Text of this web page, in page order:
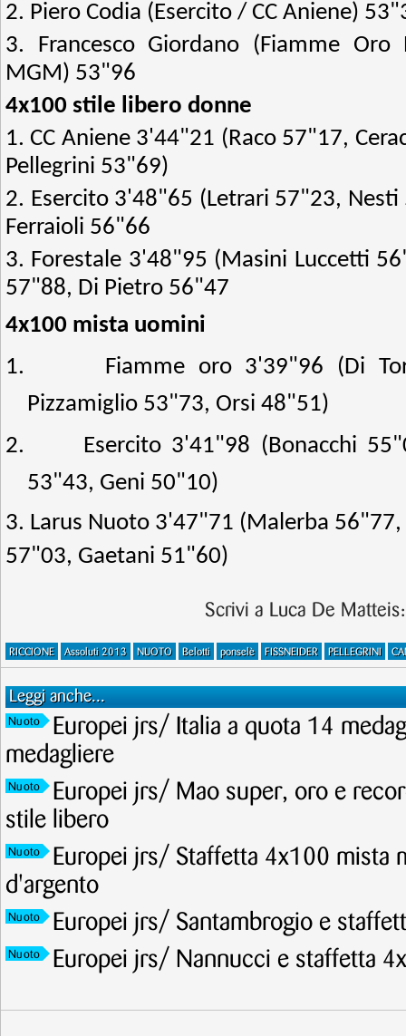
2. Piero Codia (Esercito / CC Aniene)
3. Francesco Giordano (Fiamme
MGM) 53"96
4x100 stile libero donne
1. CC Aniene 3'44"21 (Raco 57"17,
Pellegrini 53"69)
2. Esercito 3'48"65 (Letrari 57"23,
Ferraioli 56"66
3. Forestale 3'48"95 (Masini Luccetti
57"88, Di Pietro 56"47
4x100 mista uomini
1.
Fiamme oro 3'39"96 (Di
Pizzamiglio 53"73, Orsi 48"51)
2.
Esercito 3'41"98 (Bonacchi
53"43, Geni 50"10)
3. Larus Nuoto 3'47"71 (Malerba
57"03, Gaetani 51"60)
Scrivi a Luca De
RICCIONE Assoluti 2013 NUOTO Belotti ponselè FISSNEIDER PELLEGRINI
Leggi anche...
Nuoto
Europei jrs/ Italia a quota 14
medagliere
Nuoto
Europei jrs/ Mao super, oro e
stile libero
Nuoto
Europei jrs/ Staffetta 4x100 mista
d'argento
Nuoto Europei jrs/ Santambrogio e
Nuoto Europei jrs/ Nannucci e staffetta